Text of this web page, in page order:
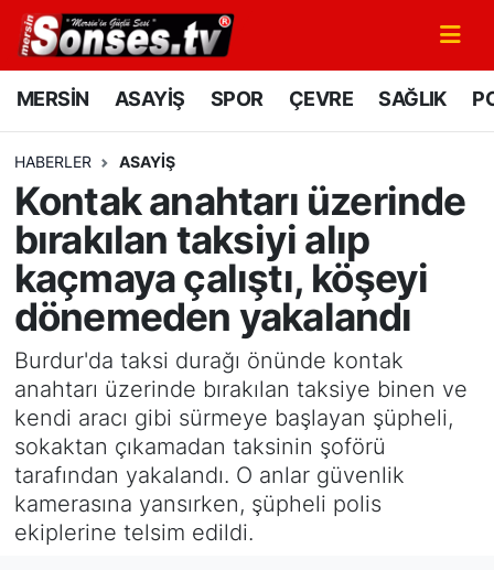
MERSİN ASAYİŞ SPOR ÇEVRE SAĞLIK
HABERLER ASAYİŞ
Kontak anahtarı üzerinde
bırakılan taksiyi alıp
kaçmaya çalıştı, köşeyi
dönemeden yakalandı
Burdur'da taksi durağı önünde kontak
anahtarı üzerinde bırakılan taksiye binen ve
kendi aracı gibi sürmeye başlayan şüpheli,
sokaktan çıkamadan taksinin şoförü
tarafından yakalandı. O anlar güvenlik
kamerasına yansırken, şüpheli polis
ekiplerine telsim edildi.
MERSİN
SPOR
GÜNÜN MANŞETİ
DÜNYA
KÜLTÜR - SANAT
MAGAZİN
SAĞLIK
Siyaset
Mersin Nöbetçi Eczaneler
Mersin Namaz Vakitleri
Mersin Trafik Yoğunluk Haritası
Süper Lig Puan Durumu ve Fikstür
Tüm Manşetler
Son Dakika Haberleri
Haber Arşivi